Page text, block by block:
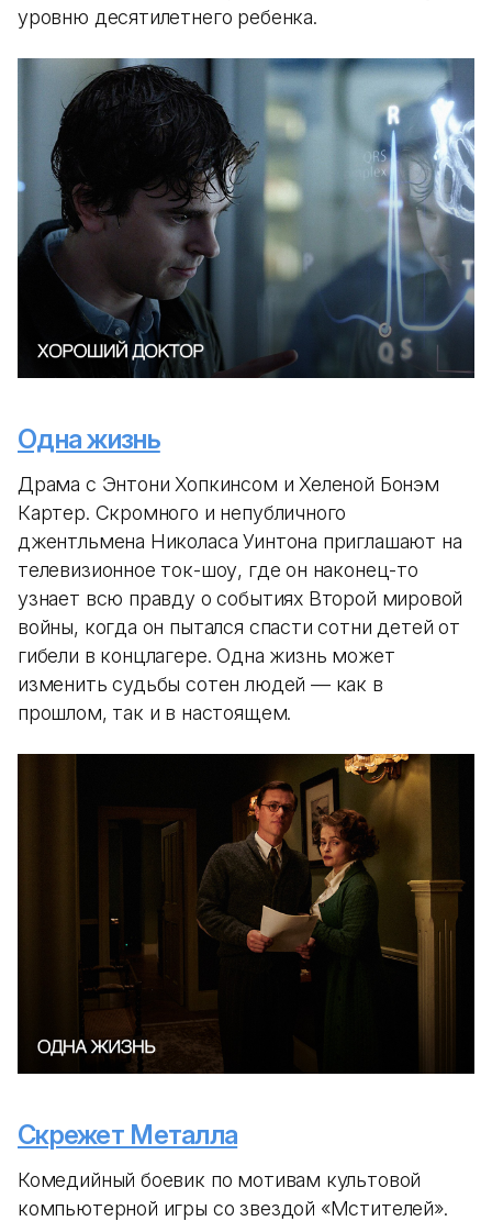
уровню десятилетнего ребенка.
Одна жизнь
Драма с Энтони Хопкинсом и Хеленой Бонэм
Картер. Скромного и непубличного
джентльмена Николаса Уинтона приглашают на
телевизионное ток-шоу, где он наконец-то
узнает всю правду о событиях Второй мировой
войны, когда он пытался спасти сотни детей от
гибели в концлагере. Одна жизнь может
изменить судьбы сотен людей — как в
прошлом, так и в настоящем.
Скрежет Металла
Комедийный боевик по мотивам культовой
компьютерной игры со звездой «Мстителей».